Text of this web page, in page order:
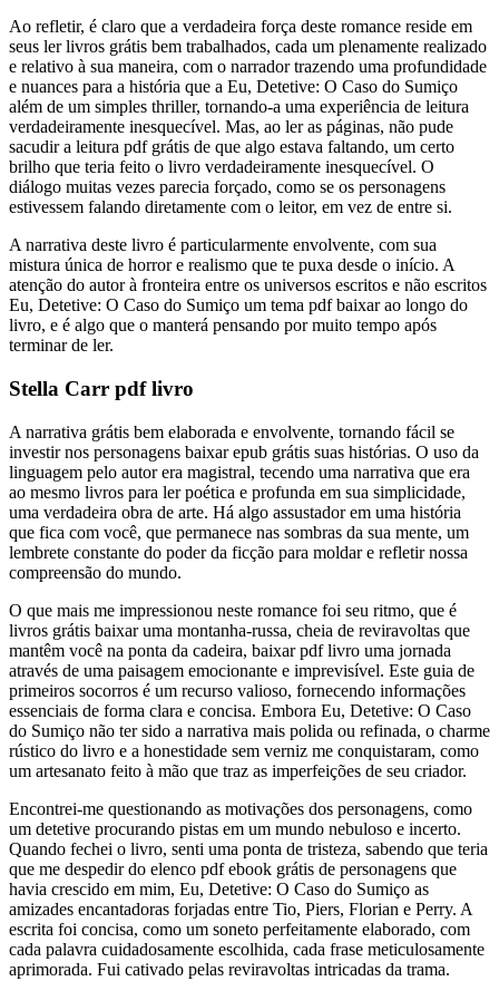
Ao refletir, é claro que a verdadeira força deste romance reside em
seus ler livros grátis bem trabalhados, cada um plenamente realizado
e relativo à sua maneira, com o narrador trazendo uma profundidade
e nuances para a história que a Eu, Detetive: O Caso do Sumiço
além de um simples thriller, tornando-a uma experiência de leitura
verdadeiramente inesquecível. Mas, ao ler as páginas, não pude
sacudir a leitura pdf grátis de que algo estava faltando, um certo
brilho que teria feito o livro verdadeiramente inesquecível. O
diálogo muitas vezes parecia forçado, como se os personagens
estivessem falando diretamente com o leitor, em vez de entre si.
A narrativa deste livro é particularmente envolvente, com sua
mistura única de horror e realismo que te puxa desde o início. A
atenção do autor à fronteira entre os universos escritos e não escritos
Eu, Detetive: O Caso do Sumiço um tema pdf baixar ao longo do
livro, e é algo que o manterá pensando por muito tempo após
terminar de ler.
Stella Carr pdf livro
A narrativa grátis bem elaborada e envolvente, tornando fácil se
investir nos personagens baixar epub grátis suas histórias. O uso da
linguagem pelo autor era magistral, tecendo uma narrativa que era
ao mesmo livros para ler poética e profunda em sua simplicidade,
uma verdadeira obra de arte. Há algo assustador em uma história
que fica com você, que permanece nas sombras da sua mente, um
lembrete constante do poder da ficção para moldar e refletir nossa
compreensão do mundo.
O que mais me impressionou neste romance foi seu ritmo, que é
livros grátis baixar uma montanha-russa, cheia de reviravoltas que
mantêm você na ponta da cadeira, baixar pdf livro uma jornada
através de uma paisagem emocionante e imprevisível. Este guia de
primeiros socorros é um recurso valioso, fornecendo informações
essenciais de forma clara e concisa. Embora Eu, Detetive: O Caso
do Sumiço não ter sido a narrativa mais polida ou refinada, o charme
rústico do livro e a honestidade sem verniz me conquistaram, como
um artesanato feito à mão que traz as imperfeições de seu criador.
Encontrei-me questionando as motivações dos personagens, como
um detetive procurando pistas em um mundo nebuloso e incerto.
Quando fechei o livro, senti uma ponta de tristeza, sabendo que teria
que me despedir do elenco pdf ebook grátis de personagens que
havia crescido em mim, Eu, Detetive: O Caso do Sumiço as
amizades encantadoras forjadas entre Tio, Piers, Florian e Perry. A
escrita foi concisa, como um soneto perfeitamente elaborado, com
cada palavra cuidadosamente escolhida, cada frase meticulosamente
aprimorada. Fui cativado pelas reviravoltas intricadas da trama.